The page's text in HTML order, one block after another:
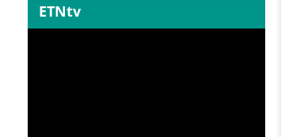
ETNtv